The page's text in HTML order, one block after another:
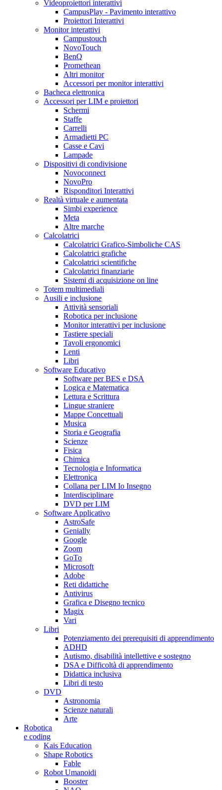
Videoproiettori interattivi
CampusPlay - Pavimento interattivo
Proiettori Interattivi
Monitor interattivi
Campustouch
NovoTouch
BenQ
Promethean
Altri monitor
Accessori per monitor interattivi
Bacheca elettronica
Accessori per LIM e proiettori
Schermi
Staffe
Carrelli
Armadietti PC
Casse e Cavi
Lampade
Dispositivi di condivisione
Novoconnect
NovoPro
Risponditori Interattivi
Realtà virtuale e aumentata
Simbi experience
Meta
Altre marche
Calcolatrici
Calcolatrici Grafico-Simboliche CAS
Calcolatrici grafiche
Calcolatrici scientifiche
Calcolatrici finanziarie
Sistemi di acquisizione on line
Totem multimediali
Ausili e inclusione
Attività sensoriali
Robotica per inclusione
Monitor interattivi per inclusione
Tastiere speciali
Tavoli ergonomici
Lenti
Libri
Software Educativo
Software per BES e DSA
Logica e Matematica
Lettura e Scrittura
Lingue straniere
Mappe Concettuali
Musica
Storia e Geografia
Scienze
Fisica
Chimica
Tecnologia e Informatica
Elettronica
Collana per LIM Io Insegno
Interdisciplinare
DVD per LIM
Software Applicativo
AstroSafe
Genially
Google
Zoom
GoTo
Microsoft
Adobe
Reti didattiche
Antivirus
Grafica e Disegno tecnico
Magix
Vari
Libri
Potenziamento dei prerequisiti di apprendimento
ADHD
Autismo, disabilità intellettive e sostegno
DSA e Difficoltà di apprendimento
Didattica inclusiva
Libri di testo
DVD
Astronomia
Scienze naturali
Arte
Robotica
e coding
Kais Education
Shape Robotics
Fable
Robot Umanoidi
Booster